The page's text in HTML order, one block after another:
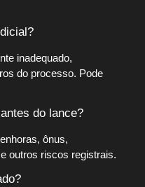
inadequado,
do processo. Pode
do lance?
ônus,
outros riscos registrais.